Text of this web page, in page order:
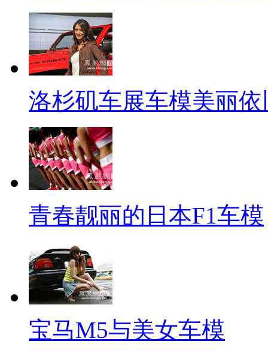
洛杉矶车展车模美丽依
青春靓丽的日本F1车模
宝马M5与美女车模